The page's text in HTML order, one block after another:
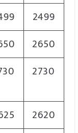
2499
2650
2730
2620